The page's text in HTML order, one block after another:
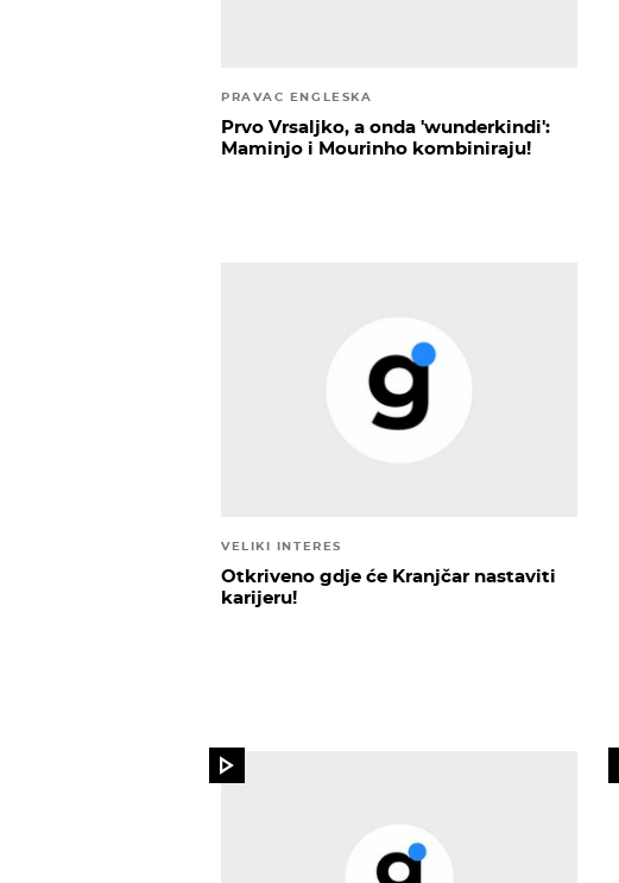
PRAVAC ENGLESKA
Prvo Vrsaljko, a onda 'wunderkindi':
Maminjo i Mourinho kombiniraju!
VELIKI INTERES
Otkriveno gdje će Kranjčar nastaviti
karijeru!